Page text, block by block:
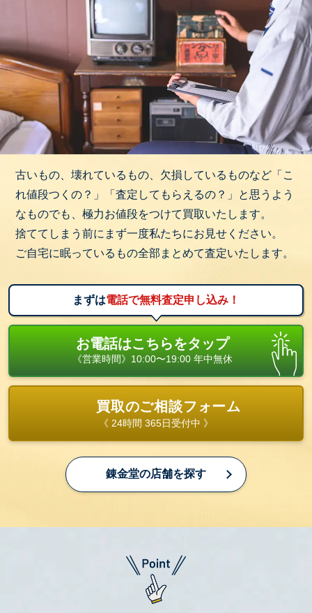
古いもの、壊れているもの、欠損しているものなど「こ
れ値段つくの？」「査定してもらえるの？」と思うよう
なものでも、極力お値段をつけて買取いたします。
捨ててしまう前にまず一度私たちにお見せください。
ご自宅に眠っているもの全部まとめて査定いたします。
まずは電話で無料査定申し込み！
お電話はこちらをタップ
《営業時間》10:00〜19:00 年中無休
買取のご相談フォーム
《 24時間 365日受付中 》
錬金堂の店舗を探す